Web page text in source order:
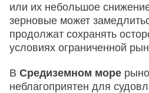
или их небольшое
зерновые может
продолжат сохранять
условиях ограниченной
В Средиземном море
неблагоприятен для